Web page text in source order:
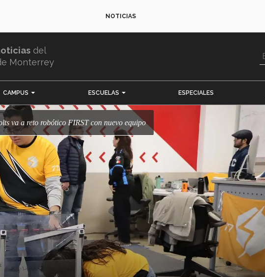
NOTICIAS
del
Monterrey
CAMPUS ESCUELAS ESPECIALES
va a reto robótico FIRST con nuevo equipo